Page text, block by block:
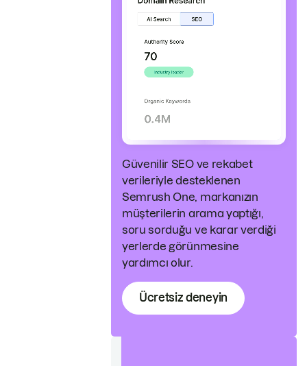
Güvenilir SEO ve rekabet
verileriyle desteklenen
Semrush One, markanızın
müşterilerin arama yaptığı,
soru sorduğu ve karar verdiği
yerlerde görünmesine
yardımcı olur.
Ücretsiz deneyin